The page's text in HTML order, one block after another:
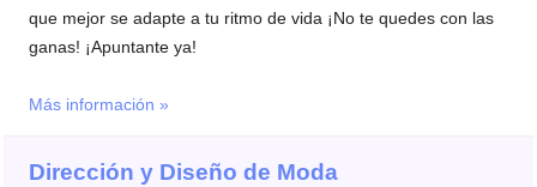
que mejor se adapte a tu ritmo de vida ¡No te quedes con las
ganas! ¡Apuntante ya!
Más información »
Dirección y Diseño de Moda